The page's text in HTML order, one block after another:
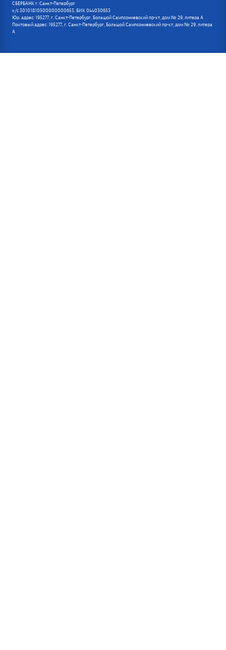
СБЕРБАНК г. Санкт-Петербург
к/с 30101810500000000653, БИК 044030653
Юр. адрес: 195277, г. Санкт-Петербург, Большой Сампсониевский пр-кт, дом № 29, литера А
Почтовый адрес: 195277, г. Санкт-Петербург, Большой Сампсониевский пр-кт, дом № 29, литера
А